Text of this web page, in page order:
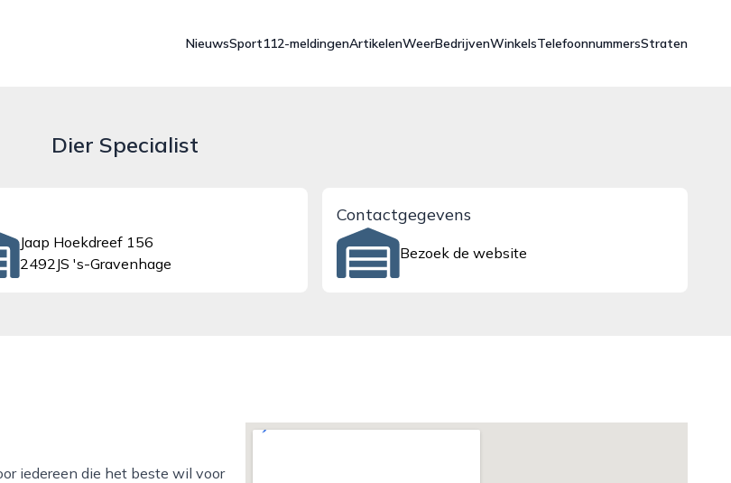
NieuwsSport112-meldingenArtikelenWeerBedrijvenWinkelsTelefoonnummersStraten
Dier Specialist
Jaap Hoekdreef 156
2492JS 's-Gravenhage
Contactgegevens
Bezoek de website